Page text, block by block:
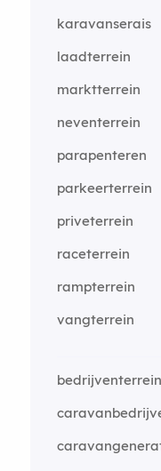
karavanserais
laadterrein
marktterrein
neventerrein
parapenteren
parkeerterrein
priveterrein
raceterrein
rampterrein
vangterrein
bedrijventerrein